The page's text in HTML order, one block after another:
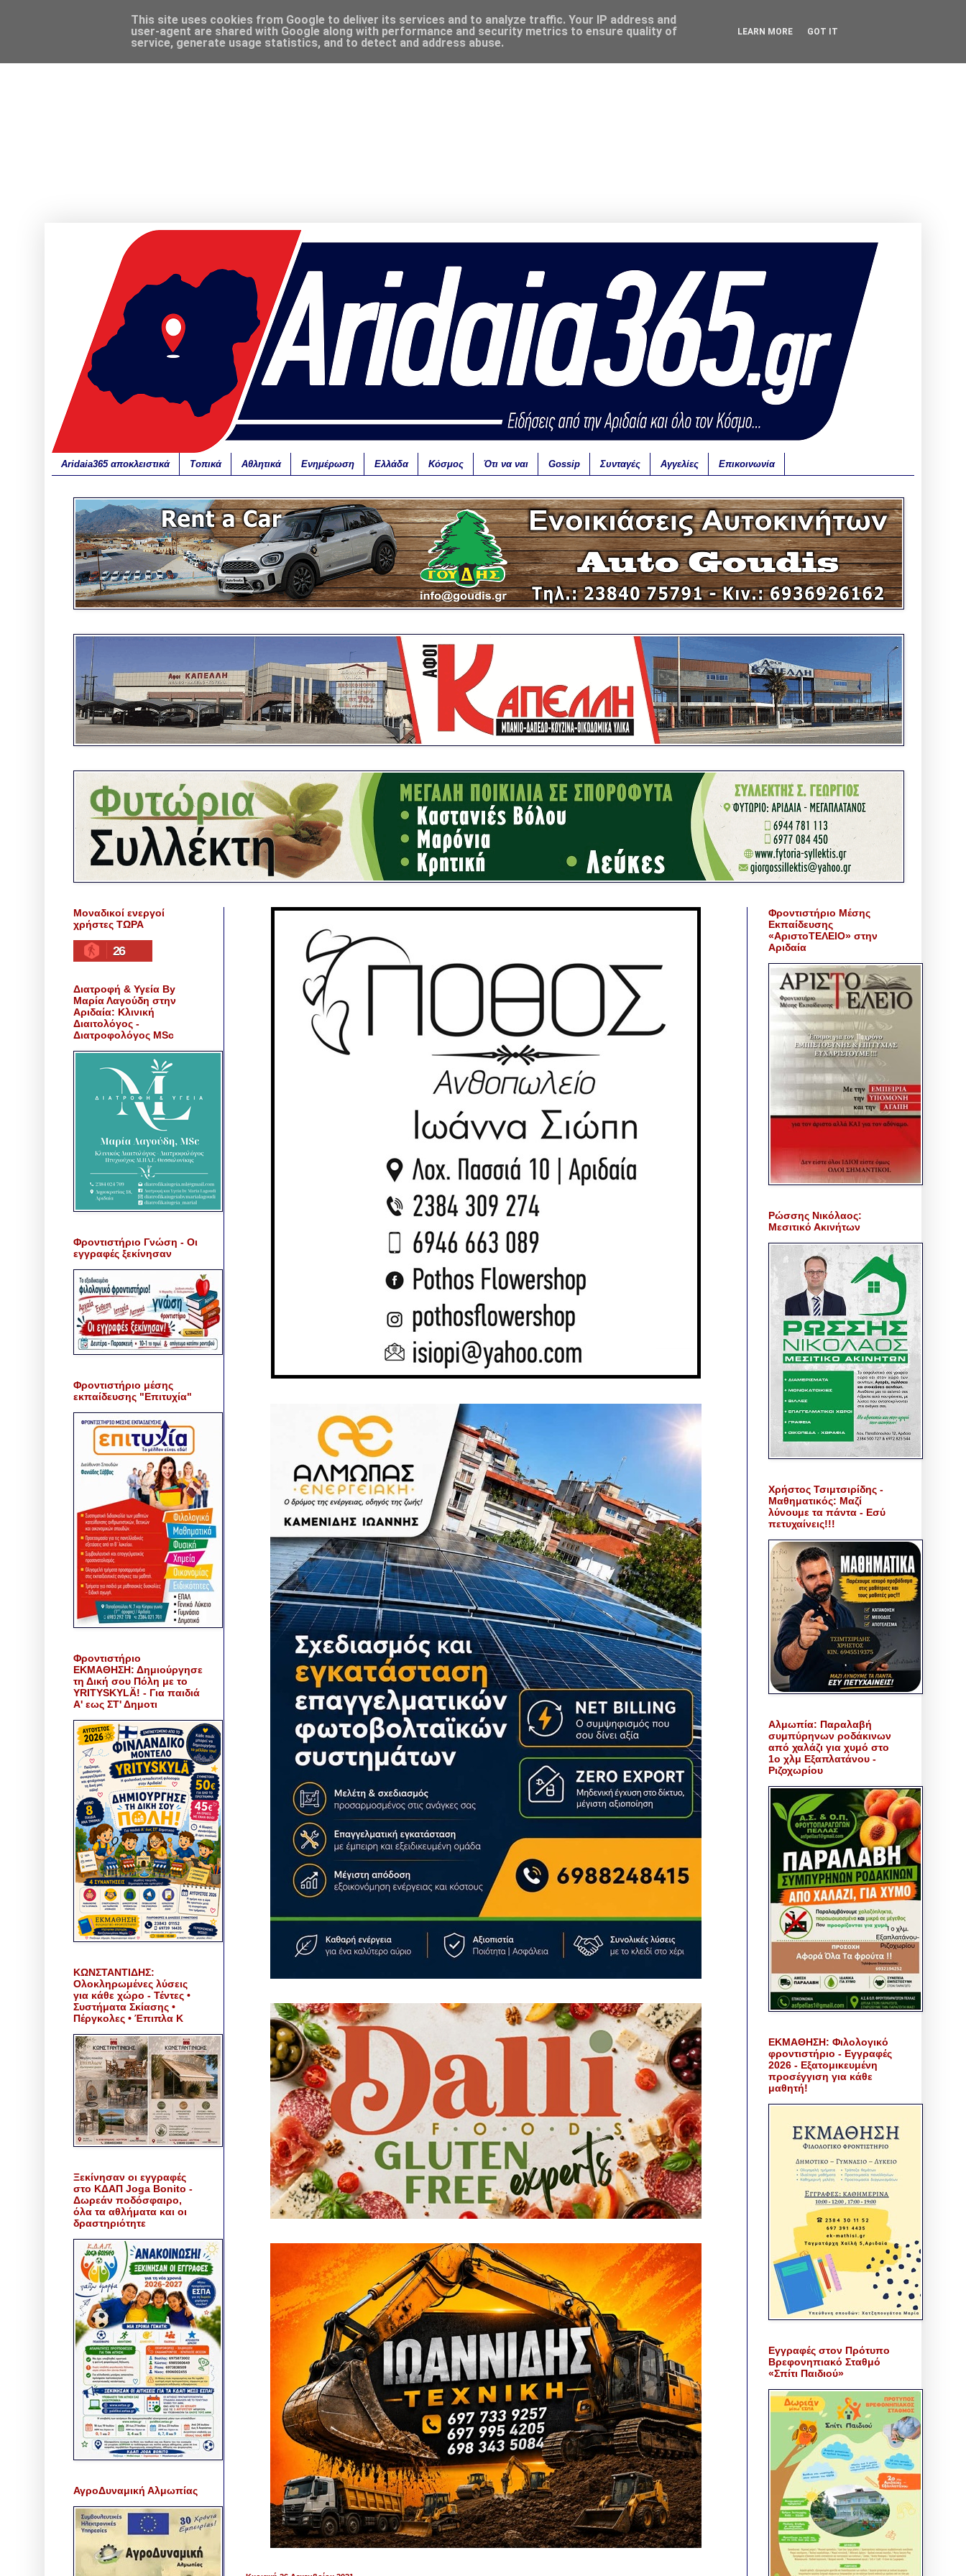
Aridaia365 αποκλειστικά Τοπικά Αθλητικά Ενημέρωση Ελλάδα Κόσμος Ότι να ναι Gossip Συνταγές Αγγελίες Επικοινωνία
Μοναδικοί ενεργοί
χρήστες ΤΩΡΑ
26
Διατροφή & Υγεία By
Μαρία Λαγούδη στην
Αριδαία: Κλινική
Διαιτολόγος -
Διατροφολόγος MSc
Φροντιστήριο Γνώση - Οι
εγγραφές ξεκίνησαν
Φροντιστήριο μέσης
εκπαίδευσης "Επιτυχία"
Φροντιστήριο
ΕΚΜΑΘΗΣΗ: Δημιούργησε
τη Δική σου Πόλη με το
YRITYSKYLÄ! - Για παιδιά
Α' εως ΣΤ' Δημοτι
ΚΩΝΣΤΑΝΤΙΔΗΣ:
Ολοκληρωμένες λύσεις
για κάθε χώρο - Τέντες •
Συστήματα Σκίασης •
Πέργκολες • Έπιπλα Κ
Ξεκίνησαν οι εγγραφές
στο ΚΔΑΠ Joga Bonito -
Δωρεάν ποδόσφαιρο,
όλα τα αθλήματα και οι
δραστηριότητε
ΑγροΔυναμική Αλμωπίας
Φροντιστήριο Μέσης
Εκπαίδευσης
«ΑριστοΤΕΛΕΙΟ» στην
Αριδαία
Ρώσσης Νικόλαος:
Μεσιτικό Ακινήτων
Χρήστος Τσιμτσιρίδης -
Μαθηματικός: Μαζί
λύνουμε τα πάντα - Εσύ
πετυχαίνεις!!!
Αλμωπία: Παραλαβή
συμπύρηνων ροδάκινων
από χαλάζι για χυμό στο
1ο χλμ Εξαπλατάνου -
Ριζοχωρίου
ΕΚΜΑΘΗΣΗ: Φιλολογικό
φροντιστήριο - Εγγραφές
2026 - Εξατομικευμένη
προσέγγιση για κάθε
μαθητή!
Εγγραφές στον Πρότυπο
Βρεφονηπιακό Σταθμό
«Σπίτι Παιδιού»
This site uses cookies from Google to deliver its services and to analyze traffic. Your IP address and
user-agent are shared with Google along with performance and security metrics to ensure quality of
service, generate usage statistics, and to detect and address abuse.
LEARN MORE GOT IT